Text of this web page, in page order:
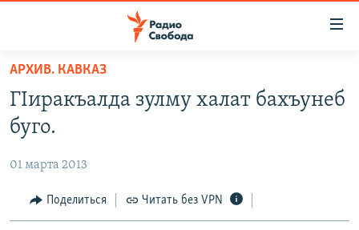
упрощенного
доступа
Вернуться
основному
Вернутся
ПОДКАСТЫ
АВТОРСКИЕ ПРОЕКТЫ
ЦИТАТЫ СВОБОДЫ
МНЕНИЯ
АРХИВ. КАВКАЗ
ГIиракъалда зулму халат бахъунеб
буго.
01 марта 2013
Поделиться Читать без VPN